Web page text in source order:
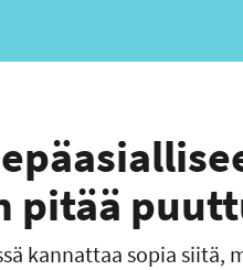
pitää
kannattaa sopia siitä,